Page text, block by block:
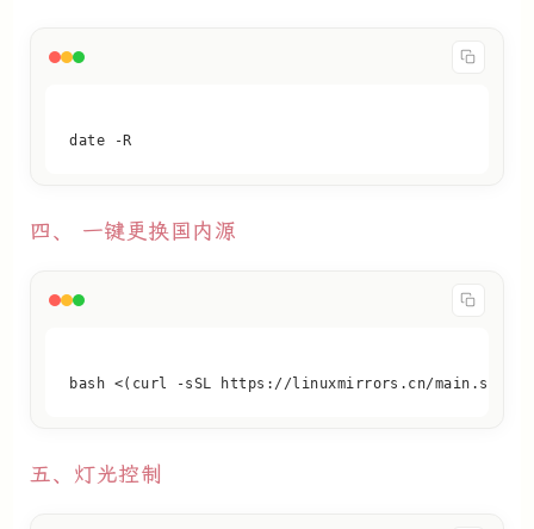
date -R
四、 一键更换国内源
bash <(curl -sSL https://linuxmirrors.cn/main.sh)
五、灯光控制